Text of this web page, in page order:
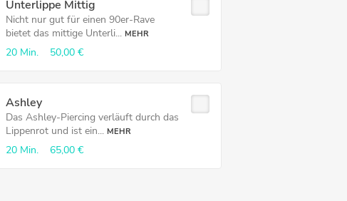
Unterlippe Mittig
Nicht nur gut für einen 90er-Rave
bietet das mittige Unterli... MEHR
20 Min. 50,00 €
Ashley
Das Ashley-Piercing verläuft durch das
Lippenrot und ist ein... MEHR
20 Min. 65,00 €